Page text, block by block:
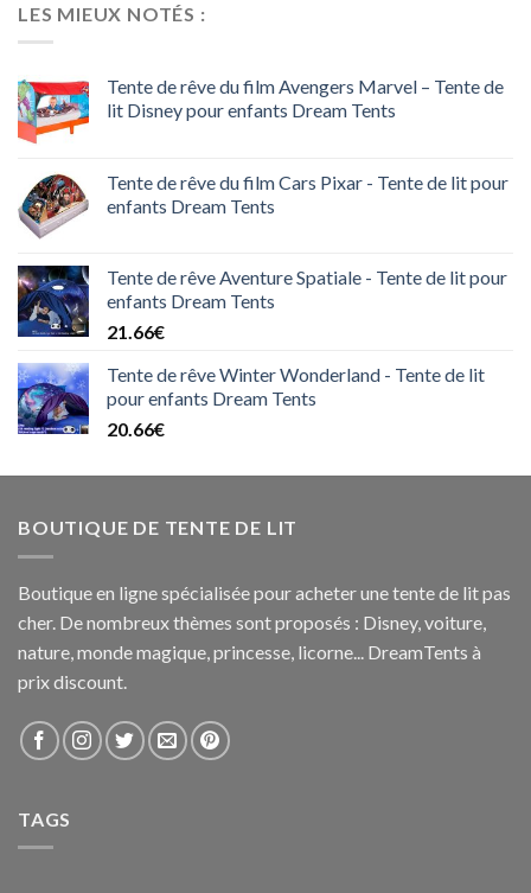
LES MIEUX NOTÉS :
Tente de rêve du film Avengers Marvel – Tente de
lit Disney pour enfants Dream Tents
Tente de rêve du film Cars Pixar - Tente de lit pour
enfants Dream Tents
Tente de rêve Aventure Spatiale - Tente de lit pour
enfants Dream Tents
21.66€
Tente de rêve Winter Wonderland - Tente de lit
pour enfants Dream Tents
20.66€
BOUTIQUE DE TENTE DE LIT
Boutique en ligne spécialisée pour acheter une tente de lit pas
cher. De nombreux thèmes sont proposés : Disney, voiture,
nature, monde magique, princesse, licorne... DreamTents à
prix discount.
TAGS